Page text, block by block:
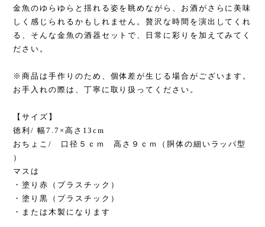
金魚のゆらゆらと揺れる姿を眺めながら、お酒がさらに美味
しく感じられるかもしれません。贅沢な時間を演出してくれ
る、そんな金魚の酒器セットで、日常に彩りを加えてみてく
ださい。
※商品は手作りのため、個体差が生じる場合がございます。
お手入れの際は、丁寧に取り扱ってください。
【サイズ】
徳利/ 幅7.7×高さ13cm
おちょこ/ 口径５ｃｍ 高さ９ｃｍ（胴体の細いラッパ型
）
マスは
・塗り赤（プラスチック）
・塗り黒（プラスチック）
・または木製になります